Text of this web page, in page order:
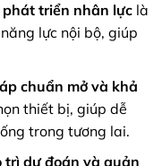
triển nhân lựclà
lực nội bộ, giúp
chuẩn mở và khả
thiết bị, giúp dễ
trong tương lai.
dự đoán và quản